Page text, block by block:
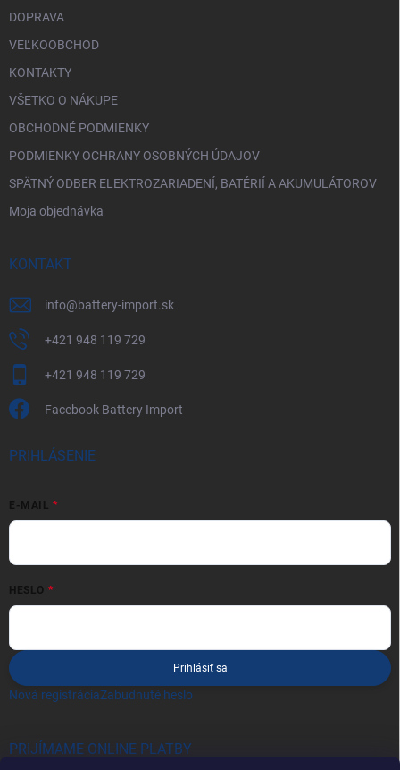
DOPRAVA
VEĽKOOBCHOD
KONTAKTY
VŠETKO O NÁKUPE
OBCHODNÉ PODMIENKY
PODMIENKY OCHRANY OSOBNÝCH ÚDAJOV
SPÄTNÝ ODBER ELEKTROZARIADENÍ, BATÉRIÍ A AKUMULÁTOROV
Moja objednávka
KONTAKT
info@battery-import.sk
+421 948 119 729
+421 948 119 729
Facebook Battery Import
PRIHLÁSENIE
E-MAIL
HESLO
Prihlásiť sa
Nová registráciaZabudnuté heslo
PRIJÍMAME ONLINE PLATBY